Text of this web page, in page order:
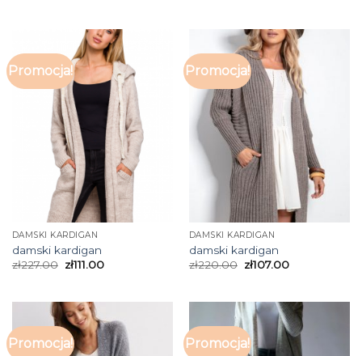
Promocja!
DAMSKI KARDIGAN
damski kardigan
zł227.00 zł111.00
Promocja!
DAMSKI KARDIGAN
damski kardigan
zł220.00 zł107.00
Promocja! Promocja!